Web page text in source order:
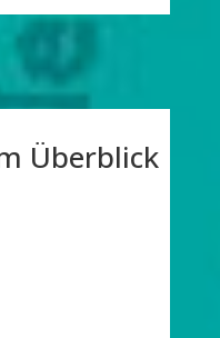
Überblick